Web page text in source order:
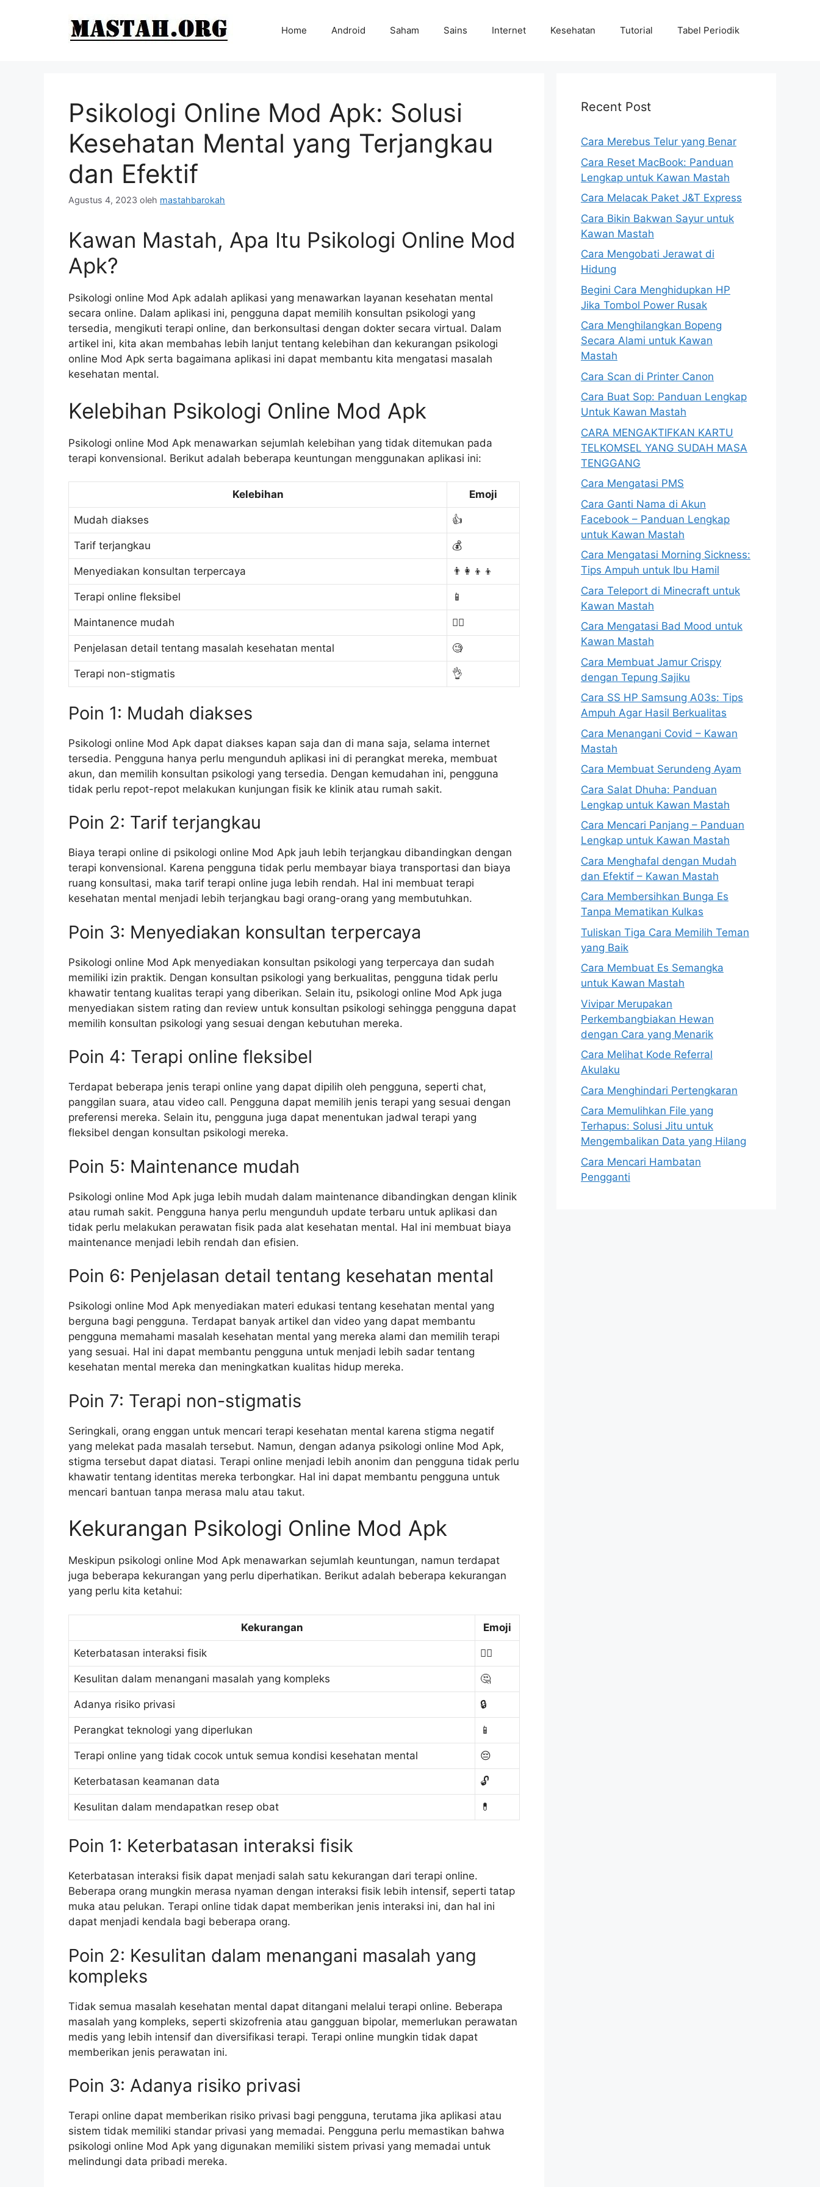
Home Android Saham Sains Internet Kesehatan Tutorial Tabel Periodik
Psikologi Online Mod Apk: Solusi
Kesehatan Mental yang Terjangkau
dan Efektif
Agustus 4, 2023 oleh mastahbarokah
Kawan Mastah, Apa Itu Psikologi Online Mod
Apk?
Psikologi online Mod Apk adalah aplikasi yang menawarkan layanan kesehatan mental
secara online. Dalam aplikasi ini, pengguna dapat memilih konsultan psikologi yang
tersedia, mengikuti terapi online, dan berkonsultasi dengan dokter secara virtual. Dalam
artikel ini, kita akan membahas lebih lanjut tentang kelebihan dan kekurangan psikologi
online Mod Apk serta bagaimana aplikasi ini dapat membantu kita mengatasi masalah
kesehatan mental.
Kelebihan Psikologi Online Mod Apk
Psikologi online Mod Apk menawarkan sejumlah kelebihan yang tidak ditemukan pada
terapi konvensional. Berikut adalah beberapa keuntungan menggunakan aplikasi ini:
Kelebihan Emoji
Mudah diakses 👍
Tarif terjangkau 💰
Menyediakan konsultan terpercaya 👨‍👩‍👦‍👦
Terapi online fleksibel 📱
Maintanence mudah 👷‍♂️
Penjelasan detail tentang masalah kesehatan mental 🧐
Terapi non-stigmatis 👌
Poin 1: Mudah diakses
Psikologi online Mod Apk dapat diakses kapan saja dan di mana saja, selama internet
tersedia. Pengguna hanya perlu mengunduh aplikasi ini di perangkat mereka, membuat
akun, dan memilih konsultan psikologi yang tersedia. Dengan kemudahan ini, pengguna
tidak perlu repot-repot melakukan kunjungan fisik ke klinik atau rumah sakit.
Poin 2: Tarif terjangkau
Biaya terapi online di psikologi online Mod Apk jauh lebih terjangkau dibandingkan dengan
terapi konvensional. Karena pengguna tidak perlu membayar biaya transportasi dan biaya
ruang konsultasi, maka tarif terapi online juga lebih rendah. Hal ini membuat terapi
kesehatan mental menjadi lebih terjangkau bagi orang-orang yang membutuhkan.
Poin 3: Menyediakan konsultan terpercaya
Psikologi online Mod Apk menyediakan konsultan psikologi yang terpercaya dan sudah
memiliki izin praktik. Dengan konsultan psikologi yang berkualitas, pengguna tidak perlu
khawatir tentang kualitas terapi yang diberikan. Selain itu, psikologi online Mod Apk juga
menyediakan sistem rating dan review untuk konsultan psikologi sehingga pengguna dapat
memilih konsultan psikologi yang sesuai dengan kebutuhan mereka.
Poin 4: Terapi online fleksibel
Terdapat beberapa jenis terapi online yang dapat dipilih oleh pengguna, seperti chat,
panggilan suara, atau video call. Pengguna dapat memilih jenis terapi yang sesuai dengan
preferensi mereka. Selain itu, pengguna juga dapat menentukan jadwal terapi yang
fleksibel dengan konsultan psikologi mereka.
Poin 5: Maintenance mudah
Psikologi online Mod Apk juga lebih mudah dalam maintenance dibandingkan dengan klinik
atau rumah sakit. Pengguna hanya perlu mengunduh update terbaru untuk aplikasi dan
tidak perlu melakukan perawatan fisik pada alat kesehatan mental. Hal ini membuat biaya
maintenance menjadi lebih rendah dan efisien.
Poin 6: Penjelasan detail tentang kesehatan mental
Psikologi online Mod Apk menyediakan materi edukasi tentang kesehatan mental yang
berguna bagi pengguna. Terdapat banyak artikel dan video yang dapat membantu
pengguna memahami masalah kesehatan mental yang mereka alami dan memilih terapi
yang sesuai. Hal ini dapat membantu pengguna untuk menjadi lebih sadar tentang
kesehatan mental mereka dan meningkatkan kualitas hidup mereka.
Poin 7: Terapi non-stigmatis
Seringkali, orang enggan untuk mencari terapi kesehatan mental karena stigma negatif
yang melekat pada masalah tersebut. Namun, dengan adanya psikologi online Mod Apk,
stigma tersebut dapat diatasi. Terapi online menjadi lebih anonim dan pengguna tidak perlu
khawatir tentang identitas mereka terbongkar. Hal ini dapat membantu pengguna untuk
mencari bantuan tanpa merasa malu atau takut.
Kekurangan Psikologi Online Mod Apk
Meskipun psikologi online Mod Apk menawarkan sejumlah keuntungan, namun terdapat
juga beberapa kekurangan yang perlu diperhatikan. Berikut adalah beberapa kekurangan
yang perlu kita ketahui:
Kekurangan Emoji
Keterbatasan interaksi fisik 🤷‍♀️
Kesulitan dalam menangani masalah yang kompleks 🤔
Adanya risiko privasi 🔒
Perangkat teknologi yang diperlukan 📱
Terapi online yang tidak cocok untuk semua kondisi kesehatan mental 😔
Keterbatasan keamanan data 🔓
Kesulitan dalam mendapatkan resep obat 💊
Poin 1: Keterbatasan interaksi fisik
Keterbatasan interaksi fisik dapat menjadi salah satu kekurangan dari terapi online.
Beberapa orang mungkin merasa nyaman dengan interaksi fisik lebih intensif, seperti tatap
muka atau pelukan. Terapi online tidak dapat memberikan jenis interaksi ini, dan hal ini
dapat menjadi kendala bagi beberapa orang.
Poin 2: Kesulitan dalam menangani masalah yang
kompleks
Tidak semua masalah kesehatan mental dapat ditangani melalui terapi online. Beberapa
masalah yang kompleks, seperti skizofrenia atau gangguan bipolar, memerlukan perawatan
medis yang lebih intensif dan diversifikasi terapi. Terapi online mungkin tidak dapat
memberikan jenis perawatan ini.
Poin 3: Adanya risiko privasi
Terapi online dapat memberikan risiko privasi bagi pengguna, terutama jika aplikasi atau
sistem tidak memiliki standar privasi yang memadai. Pengguna perlu memastikan bahwa
psikologi online Mod Apk yang digunakan memiliki sistem privasi yang memadai untuk
melindungi data pribadi mereka.
Recent Post
Cara Merebus Telur yang Benar
Cara Reset MacBook: Panduan
Lengkap untuk Kawan Mastah
Cara Melacak Paket J&T Express
Cara Bikin Bakwan Sayur untuk
Kawan Mastah
Cara Mengobati Jerawat di
Hidung
Begini Cara Menghidupkan HP
Jika Tombol Power Rusak
Cara Menghilangkan Bopeng
Secara Alami untuk Kawan
Mastah
Cara Scan di Printer Canon
Cara Buat Sop: Panduan Lengkap
Untuk Kawan Mastah
CARA MENGAKTIFKAN KARTU
TELKOMSEL YANG SUDAH MASA
TENGGANG
Cara Mengatasi PMS
Cara Ganti Nama di Akun
Facebook – Panduan Lengkap
untuk Kawan Mastah
Cara Mengatasi Morning Sickness:
Tips Ampuh untuk Ibu Hamil
Cara Teleport di Minecraft untuk
Kawan Mastah
Cara Mengatasi Bad Mood untuk
Kawan Mastah
Cara Membuat Jamur Crispy
dengan Tepung Sajiku
Cara SS HP Samsung A03s: Tips
Ampuh Agar Hasil Berkualitas
Cara Menangani Covid – Kawan
Mastah
Cara Membuat Serundeng Ayam
Cara Salat Dhuha: Panduan
Lengkap untuk Kawan Mastah
Cara Mencari Panjang – Panduan
Lengkap untuk Kawan Mastah
Cara Menghafal dengan Mudah
dan Efektif – Kawan Mastah
Cara Membersihkan Bunga Es
Tanpa Mematikan Kulkas
Tuliskan Tiga Cara Memilih Teman
yang Baik
Cara Membuat Es Semangka
untuk Kawan Mastah
Vivipar Merupakan
Perkembangbiakan Hewan
dengan Cara yang Menarik
Cara Melihat Kode Referral
Akulaku
Cara Menghindari Pertengkaran
Cara Memulihkan File yang
Terhapus: Solusi Jitu untuk
Mengembalikan Data yang Hilang
Cara Mencari Hambatan
Pengganti